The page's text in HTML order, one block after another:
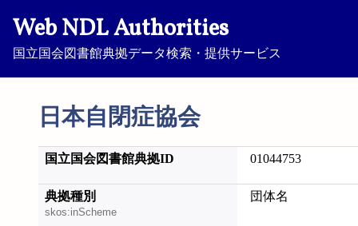
Web NDL Authorities
国立国会図書館典拠データ検索・提供サービス
日本自閉症協会
国立国会図書館典拠ID 01044753
典拠種別
skos:inScheme
団体名